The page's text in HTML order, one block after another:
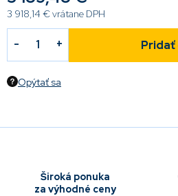
3 918,14 € vrátane DPH
Pridať
Opýtať sa
Široká ponuka
za výhodné ceny